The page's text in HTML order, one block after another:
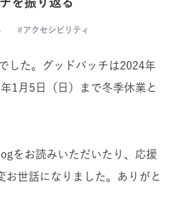
アクセシビリティ
した。グッドパッチは2024年
1月5日（日）まで冬季休業と
をお読みいただいたり、応援
お世話になりました。ありがと